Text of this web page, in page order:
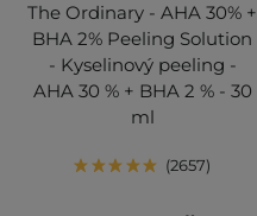
The Ordinary - AHA 30% +
BHA 2% Peeling Solution
- Kyselinový peeling -
AHA 30 % + BHA 2 % - 30
ml
2657